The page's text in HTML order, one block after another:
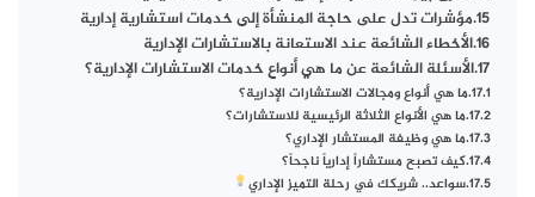
مؤشرات تدل على حاجة المنشأة إلى خدمات استشارية إدارية
الأخطاء الشائعة عند الاستعانة بالاستشارات الإدارية
الأسئلة الشائعة عن ما هي أنواع خدمات الاستشارات الإدارية؟
ما هي أنواع ومجالات الاستشارات الإدارية؟
ما هي الأنواع الثلاثة الرئيسية للاستشارات؟
ما هي وظيفة المستشار الإداري؟
كيف تصبح مستشاراً إدارياً ناجحاً؟
سواعد.. شريكك في رحلة التميز الإداري